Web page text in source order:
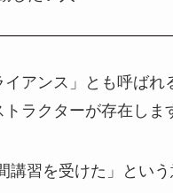
アンス」とも呼ば
ラクターが存在しま
講習を受けた」とい